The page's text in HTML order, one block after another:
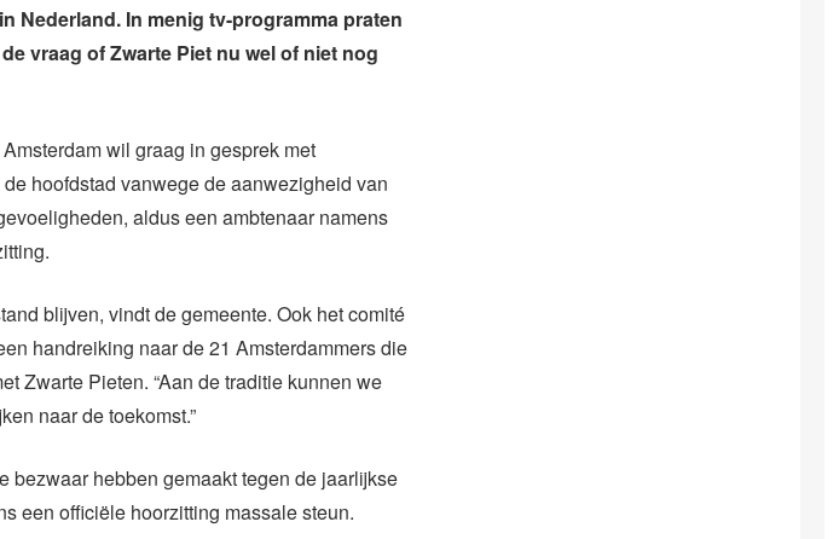
Nederland. In menig tv-programma praten
vraag of Zwarte Piet nu wel of niet nog
wil graag in gesprek met
hoofdstad vanwege de aanwezigheid van
aldus een ambtenaar namens
blijven, vindt de gemeente. Ook het comité
handreiking naar de 21 Amsterdammers die
Zwarte Pieten. “Aan de traditie kunnen we
naar de toekomst.”
bezwaar hebben gemaakt tegen de jaarlijkse
een officiële hoorzitting massale steun.